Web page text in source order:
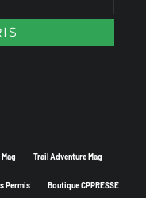
Trail Adventure Mag
Permis Boutique CPPRESSE